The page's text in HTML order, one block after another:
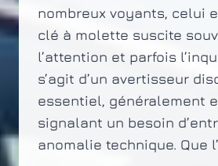
nombreux voyants, celui
clé à molette suscite
l’attention et parfois
s’agit d’un avertisseur
essentiel, généralement
signalant un besoin
anomalie technique. Que